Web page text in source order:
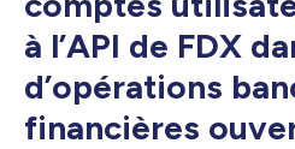
à l’API de FDX
d’opérations
financières